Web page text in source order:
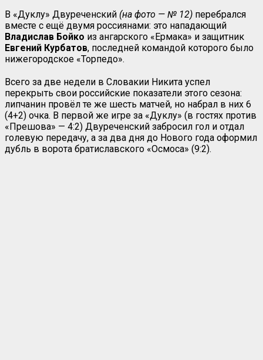
В «Дуклу» Двуреченский (на фото — № 12) перебрался
вместе с ещё двумя россиянами: это нападающий
Владислав Бойко из ангарского «Ермака» и защитник
Евгений Курбатов, последней командой которого было
нижегородское «Торпедо».
Всего за две недели в Словакии Никита успел
перекрыть свои российские показатели этого сезона:
липчанин провёл те же шесть матчей, но набрал в них 6
(4+2) очка. В первой же игре за «Дуклу» (в гостях против
«Прешова» — 4:2) Двуреченский забросил гол и отдал
голевую передачу, а за два дня до Нового года оформил
дубль в ворота братиславского «Осмоса» (9:2).